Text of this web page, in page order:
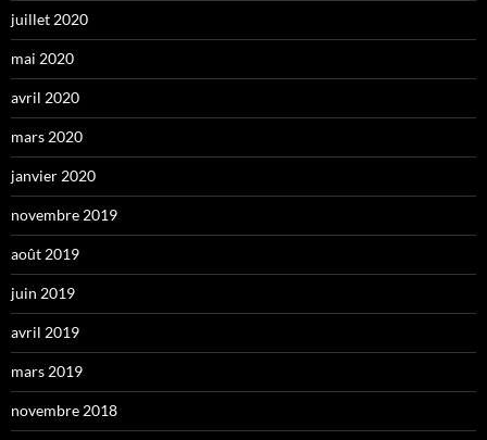
juillet 2020
mai 2020
avril 2020
mars 2020
janvier 2020
novembre 2019
août 2019
juin 2019
avril 2019
mars 2019
novembre 2018